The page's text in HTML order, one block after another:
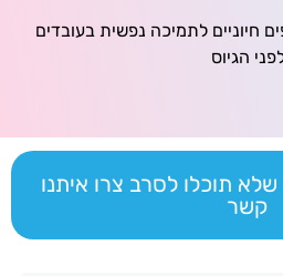
חיוניים לתמיכה נפשית בעובדים
הגיוס
תוכלו לסרב צרו איתנו
קשר